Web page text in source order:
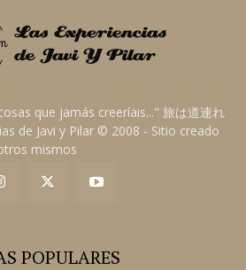
que jamás creeríais..." 旅は道連れ
de Javi y Pilar © 2008 - Sitio creado
mismos
POPULARES